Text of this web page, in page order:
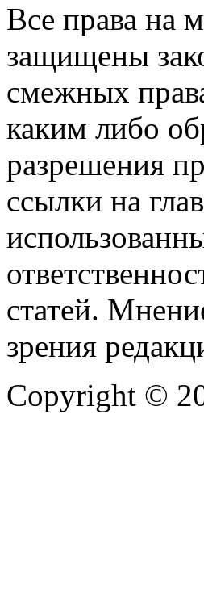
Все права на
защищены
смежных
каким либо
разрешения
ссылки на
статей.
зрения
Copyright ©